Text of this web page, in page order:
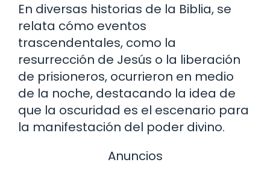
En diversas historias de la Biblia, se
relata cómo eventos
trascendentales, como la
resurrección de Jesús o la liberación
de prisioneros, ocurrieron en medio
de la noche, destacando la idea de
que la oscuridad es el escenario para
la manifestación del poder divino.
Anuncios